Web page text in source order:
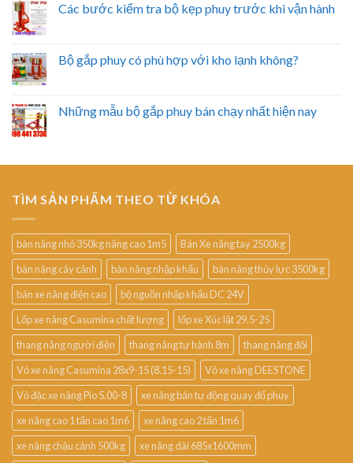
Các bước kiểm tra bộ kẹp phuy trước khi vận hành
Bộ gắp phuy có phù hợp với kho lạnh không?
Những mẫu bộ gắp phuy bán chạy nhất hiện nay
TÌM SẢN PHẨM THEO TỪ KHÓA
bàn nâng nhỏ 350kg nâng cao 1m5
Bán Xe nâng tay 2500kg
bàn nâng cây cảnh
bàn nâng nhập khẩu
bàn nâng thủy lực 3500kg
bán xe nâng điện cao
bộ nguồn nhập khẩu DC 24V
Lốp xe nâng Casumina chất lượng
lốp xe Xúc lật 29.5-25
thang nâng người điện
thang nâng tự hành 8m
thang nâng đôi
Vỏ xe nâng Casumina 28x9-15 (8.15-15)
Vỏ xe nâng DEESTONE
Vỏ đặc xe nâng Pio 5.00-8
xe nâng bán tự động quay đổ phuy
xe nâng cao 1 tấn cao 1m6
xe nâng cao 2 tấn 1m6
xe nâng chậu cảnh 500kg
xe nâng dài 685x1600mm